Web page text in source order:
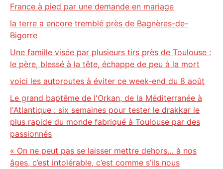
France à pied par une demande en mariage
la terre a encore tremblé près de Bagnères-de-
Bigorre
Une famille visée par plusieurs tirs près de Toulouse :
le père, blessé à la tête, échappe de peu à la mort
voici les autoroutes à éviter ce week-end du 8 août
Le grand baptême de l'Orkan, de la Méditerranée à
l'Atlantique : six semaines pour tester le drakkar le
plus rapide du monde fabriqué à Toulouse par des
passionnés
« On ne peut pas se laisser mettre dehors… à nos
âges, c’est intolérable, c’est comme s’ils nous